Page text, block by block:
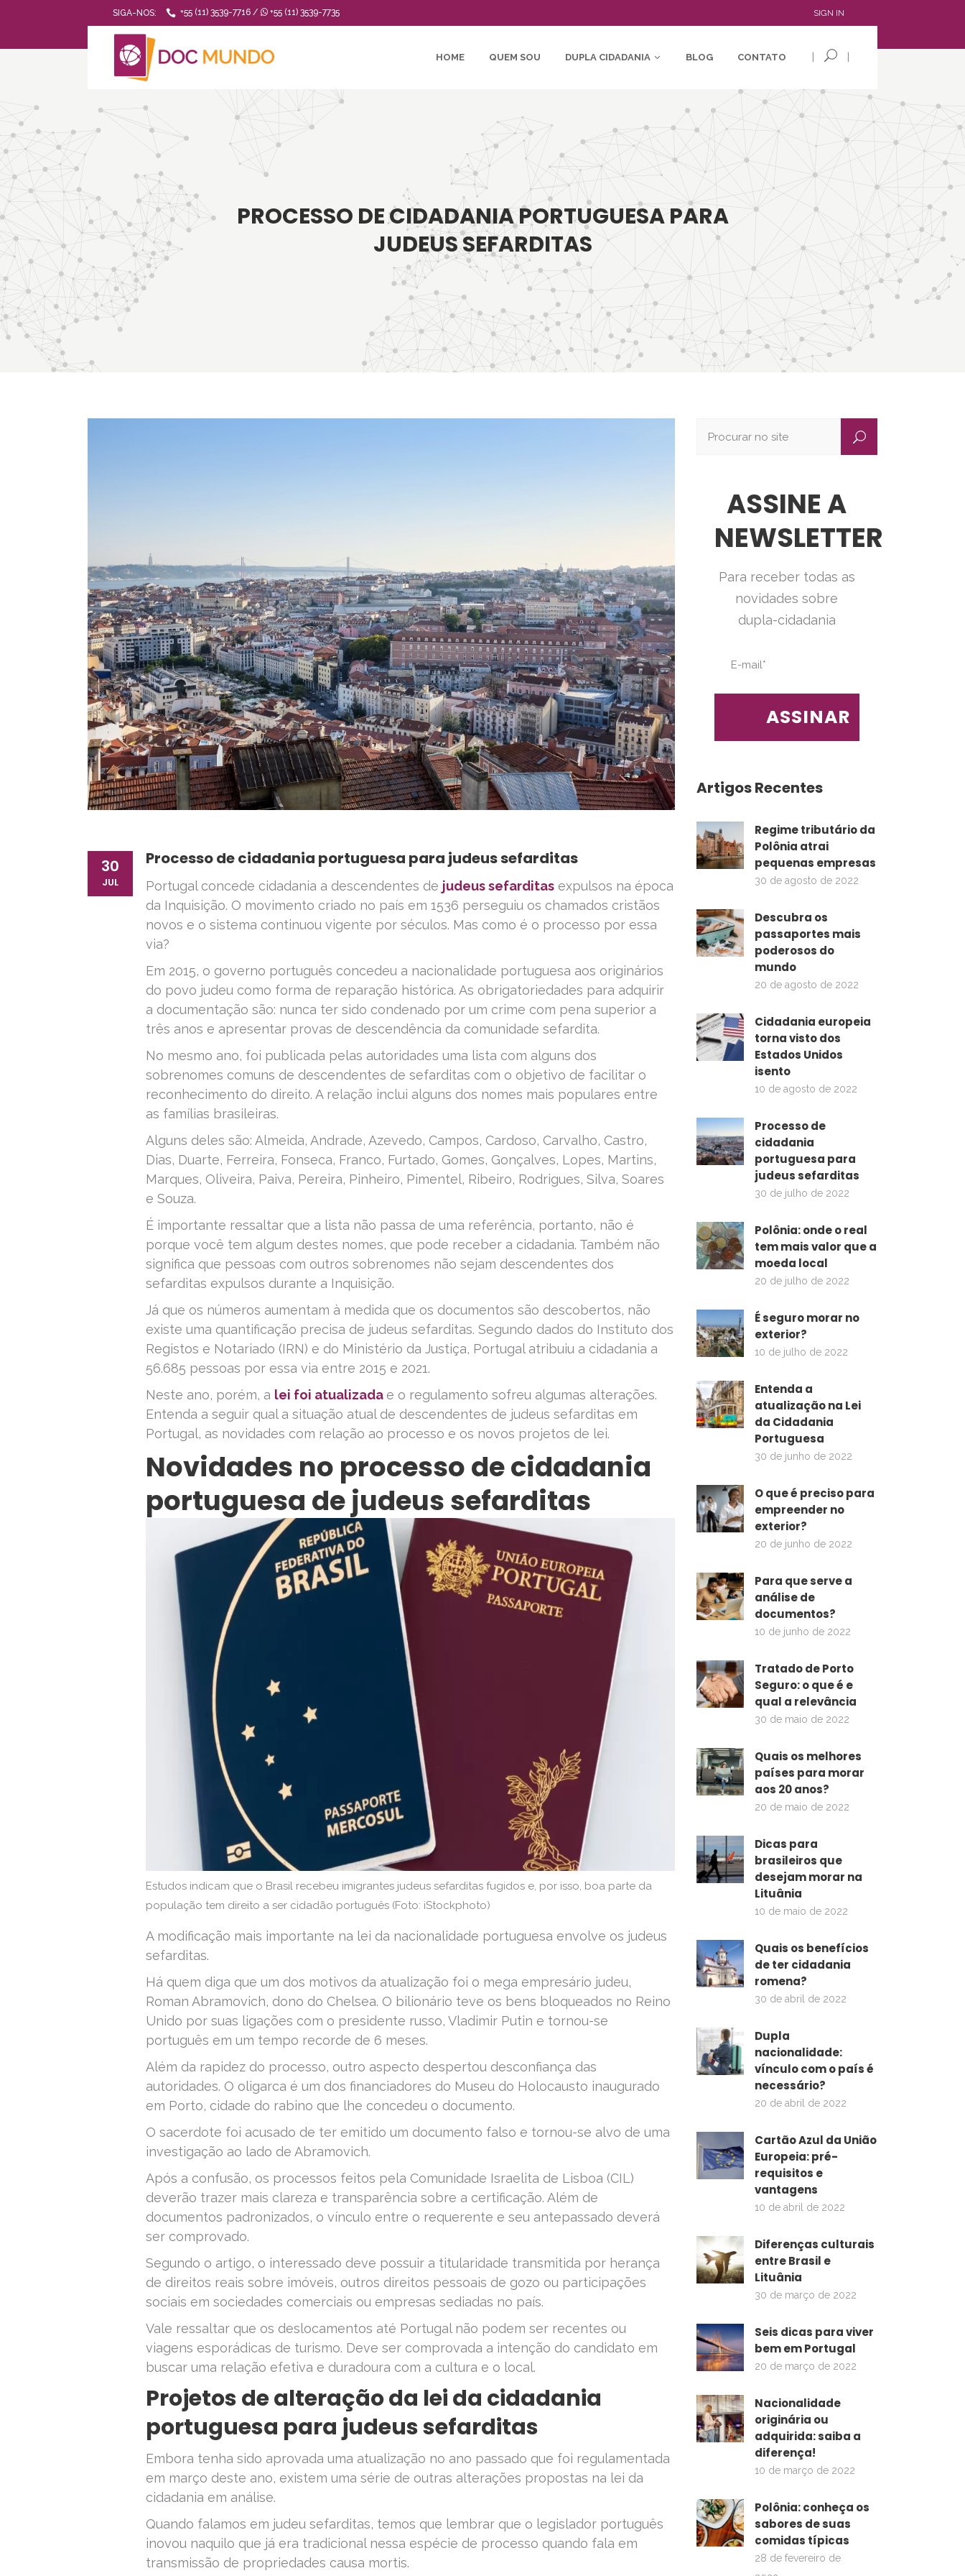
SIGA-NOS: +55 (11) 3539-7716 / +55 (11) 3539-7735 SIGN IN
HOME QUEM SOU DUPLA CIDADANIA BLOG CONTATO | |
PROCESSO DE CIDADANIA PORTUGUESA PARA
JUDEUS SEFARDITAS
30
JUL
Processo de cidadania portuguesa para judeus sefarditas
Portugal concede cidadania a descendentes de judeus sefarditas expulsos na época
da Inquisição. O movimento criado no país em 1536 perseguiu os chamados cristãos
novos e o sistema continuou vigente por séculos. Mas como é o processo por essa
via?
Em 2015, o governo português concedeu a nacionalidade portuguesa aos originários
do povo judeu como forma de reparação histórica. As obrigatoriedades para adquirir
a documentação são: nunca ter sido condenado por um crime com pena superior a
três anos e apresentar provas de descendência da comunidade sefardita.
No mesmo ano, foi publicada pelas autoridades uma lista com alguns dos
sobrenomes comuns de descendentes de sefarditas com o objetivo de facilitar o
reconhecimento do direito. A relação inclui alguns dos nomes mais populares entre
as famílias brasileiras.
Alguns deles são: Almeida, Andrade, Azevedo, Campos, Cardoso, Carvalho, Castro,
Dias, Duarte, Ferreira, Fonseca, Franco, Furtado, Gomes, Gonçalves, Lopes, Martins,
Marques, Oliveira, Paiva, Pereira, Pinheiro, Pimentel, Ribeiro, Rodrigues, Silva, Soares
e Souza.
É importante ressaltar que a lista não passa de uma referência, portanto, não é
porque você tem algum destes nomes, que pode receber a cidadania. Também não
significa que pessoas com outros sobrenomes não sejam descendentes dos
sefarditas expulsos durante a Inquisição.
Já que os números aumentam à medida que os documentos são descobertos, não
existe uma quantificação precisa de judeus sefarditas. Segundo dados do Instituto dos
Registos e Notariado (IRN) e do Ministério da Justiça, Portugal atribuiu a cidadania a
56.685 pessoas por essa via entre 2015 e 2021.
Neste ano, porém, a lei foi atualizada e o regulamento sofreu algumas alterações.
Entenda a seguir qual a situação atual de descendentes de judeus sefarditas em
Portugal, as novidades com relação ao processo e os novos projetos de lei.
Novidades no processo de cidadania
portuguesa de judeus sefarditas
Estudos indicam que o Brasil recebeu imigrantes judeus sefarditas fugidos e, por isso, boa parte da
população tem direito a ser cidadão português (Foto: iStockphoto)
A modificação mais importante na lei da nacionalidade portuguesa envolve os judeus
sefarditas.
Há quem diga que um dos motivos da atualização foi o mega empresário judeu,
Roman Abramovich, dono do Chelsea. O bilionário teve os bens bloqueados no Reino
Unido por suas ligações com o presidente russo, Vladimir Putin e tornou-se
português em um tempo recorde de 6 meses.
Além da rapidez do processo, outro aspecto despertou desconfiança das
autoridades. O oligarca é um dos financiadores do Museu do Holocausto inaugurado
em Porto, cidade do rabino que lhe concedeu o documento.
O sacerdote foi acusado de ter emitido um documento falso e tornou-se alvo de uma
investigação ao lado de Abramovich.
Após a confusão, os processos feitos pela Comunidade Israelita de Lisboa (CIL)
deverão trazer mais clareza e transparência sobre a certificação. Além de
documentos padronizados, o vínculo entre o requerente e seu antepassado deverá
ser comprovado.
Segundo o artigo, o interessado deve possuir a titularidade transmitida por herança
de direitos reais sobre imóveis, outros direitos pessoais de gozo ou participações
sociais em sociedades comerciais ou empresas sediadas no país.
Vale ressaltar que os deslocamentos até Portugal não podem ser recentes ou
viagens esporádicas de turismo. Deve ser comprovada a intenção do candidato em
buscar uma relação efetiva e duradoura com a cultura e o local.
Projetos de alteração da lei da cidadania
portuguesa para judeus sefarditas
Embora tenha sido aprovada uma atualização no ano passado que foi regulamentada
em março deste ano, existem uma série de outras alterações propostas na lei da
cidadania em análise.
Quando falamos em judeu sefarditas, temos que lembrar que o legislador português
inovou naquilo que já era tradicional nessa espécie de processo quando fala em
transmissão de propriedades causa mortis.
ASSINE A
NEWSLETTER
Para receber todas as
novidades sobre
dupla-cidadania
Artigos Recentes
Regime tributário da
Polônia atrai
pequenas empresas
30 de agosto de 2022
Descubra os
passaportes mais
poderosos do
mundo
20 de agosto de 2022
Cidadania europeia
torna visto dos
Estados Unidos
isento
10 de agosto de 2022
Processo de
cidadania
portuguesa para
judeus sefarditas
30 de julho de 2022
Polônia: onde o real
tem mais valor que a
moeda local
20 de julho de 2022
É seguro morar no
exterior?
10 de julho de 2022
Entenda a
atualização na Lei
da Cidadania
Portuguesa
30 de junho de 2022
O que é preciso para
empreender no
exterior?
20 de junho de 2022
Para que serve a
análise de
documentos?
10 de junho de 2022
Tratado de Porto
Seguro: o que é e
qual a relevância
30 de maio de 2022
Quais os melhores
países para morar
aos 20 anos?
20 de maio de 2022
Dicas para
brasileiros que
desejam morar na
Lituânia
10 de maio de 2022
Quais os benefícios
de ter cidadania
romena?
30 de abril de 2022
Dupla
nacionalidade:
vínculo com o país é
necessário?
20 de abril de 2022
Cartão Azul da União
Europeia: pré-
requisitos e
vantagens
10 de abril de 2022
Diferenças culturais
entre Brasil e
Lituânia
30 de março de 2022
Seis dicas para viver
bem em Portugal
20 de março de 2022
Nacionalidade
originária ou
adquirida: saiba a
diferença!
10 de março de 2022
Polônia: conheça os
sabores de suas
comidas típicas
28 de fevereiro de